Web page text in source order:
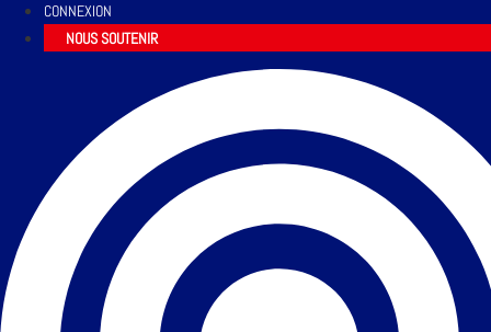
CONNEXION
NOUS SOUTENIR